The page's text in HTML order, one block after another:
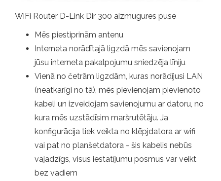
WiFi Router D-Link Dir 300 aizmugures puse
Mēs piestiprinām antenu
Interneta norādītajā ligzdā mēs savienojam
jūsu interneta pakalpojumu sniedzēja līniju
Vienā no četrām ligzdām, kuras norādījusi LAN
(neatkarīgi no tā), mēs pievienojam pievienoto
kabeli un izveidojam savienojumu ar datoru, no
kura mēs uzstādīsim maršrutētāju. Ja
konfigurācija tiek veikta no klēpjdatora ar wifi
vai pat no planšetdatora - šis kabelis nebūs
vajadzīgs, visus iestatījumu posmus var veikt
bez vadiem